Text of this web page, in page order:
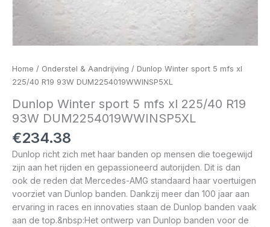
Home / Onderstel & Aandrijving / Dunlop Winter sport 5 mfs xl
225/40 R19 93W DUM2254019WWINSP5XL
Dunlop Winter sport 5 mfs xl 225/40 R19
93W DUM2254019WWINSP5XL
€234.38
Dunlop richt zich met haar banden op mensen die toegewijd
zijn aan het rijden en gepassioneerd autorijden. Dit is dan
ook de reden dat Mercedes-AMG standaard haar voertuigen
voorziet van Dunlop banden. Dankzij meer dan 100 jaar aan
ervaring in races en innovaties staan de Dunlop banden vaak
aan de top.&nbsp:Het ontwerp van Dunlop banden voor de